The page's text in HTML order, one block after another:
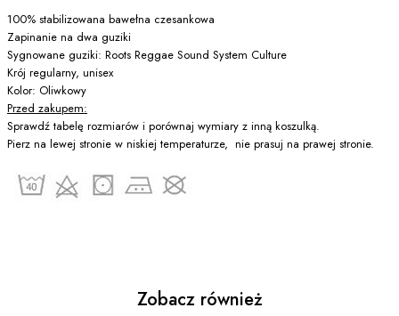
100% stabilizowana bawełna czesankowa
Zapinanie na dwa guziki
Sygnowane guziki: Roots Reggae Sound System Culture
Krój regularny, unisex
Kolor: Oliwkowy
Przed zakupem:
Sprawdź tabelę rozmiarów i porównaj wymiary z inną koszulką.
Pierz na lewej stronie w niskiej temperaturze, nie prasuj na prawej stronie.
Zobacz również